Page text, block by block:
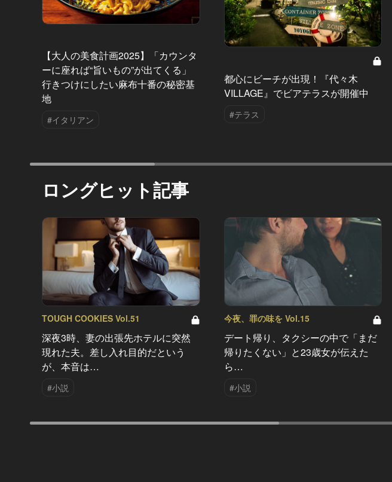
【大人の美食計画2025】「カウンタ
ーに座れば“旨いもの”が出てくる」
行きつけにしたい麻布十番の秘密基
地
#イタリアン
都心にビーチが出現！『代々木
VILLAGE』でビアテラスが開催中
#テラス
ロングヒット記事
TOUGH COOKIES Vol.51
深夜3時、妻の出張先ホテルに突然
現れた夫。差し入れ目的だという
が、本音は…
#小説
今夜、罪の味を Vol.15
デート帰り、タクシーの中で「まだ
帰りたくない」と23歳女が伝えた
ら…
#小説